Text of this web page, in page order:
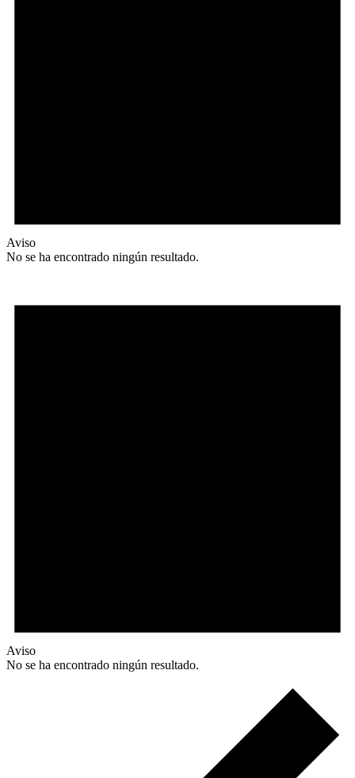
Aviso
No se ha encontrado ningún resultado.
Aviso
No se ha encontrado ningún resultado.